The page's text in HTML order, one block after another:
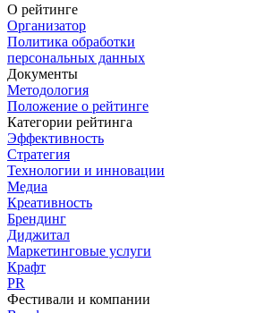
О рейтинге
Организатор
Политика обработки
персональных данных
Документы
Методология
Положение о рейтинге
Категории рейтинга
Эффективность
Стратегия
Технологии и инновации
Медиа
Креативность
Брендинг
Диджитал
Маркетинговые услуги
Крафт
PR
Фестивали и компании